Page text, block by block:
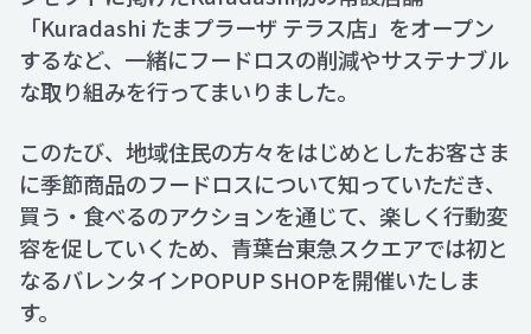
「Kuradashi たまプラーザ テラス店」をオープン
するなど、一緒にフードロスの削減やサステナブル
な取り組みを行ってまいりました。
このたび、地域住民の方々をはじめとしたお客さま
に季節商品のフードロスについて知っていただき、
買う・食べるのアクションを通じて、楽しく行動変
容を促していくため、青葉台東急スクエアでは初と
なるバレンタインPOPUP SHOPを開催いたしま
す。